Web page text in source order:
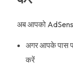
अब आपको
अगर आपके पास
करें